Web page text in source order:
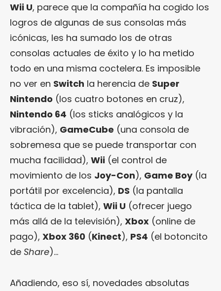
Wii U, parece que la compañía ha cogido los
logros de algunas de sus consolas más
icónicas, les ha sumado los de otras
consolas actuales de éxito y lo ha metido
todo en una misma coctelera. Es imposible
no ver en Switch la herencia de Super
Nintendo (los cuatro botones en cruz),
Nintendo 64 (los sticks analógicos y la
vibración), GameCube (una consola de
sobremesa que se puede transportar con
mucha facilidad), Wii (el control de
movimiento de los Joy-Con), Game Boy(la
portátil por excelencia), DS (la pantalla
táctica de la tablet), Wii U (ofrecer juego
más allá de la televisión), Xbox (online de
pago), Xbox 360 (Kinect), PS4 (el botoncito
de Share)…
Añadiendo, eso sí, novedades absolutas